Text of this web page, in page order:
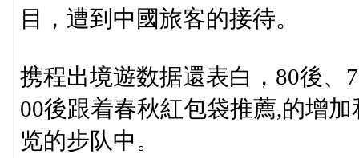
目，遭到中國旅客的接待。
携程出境遊数据還表白，80後、
00後跟着春秋紅包袋推薦,的增
览的步队中。